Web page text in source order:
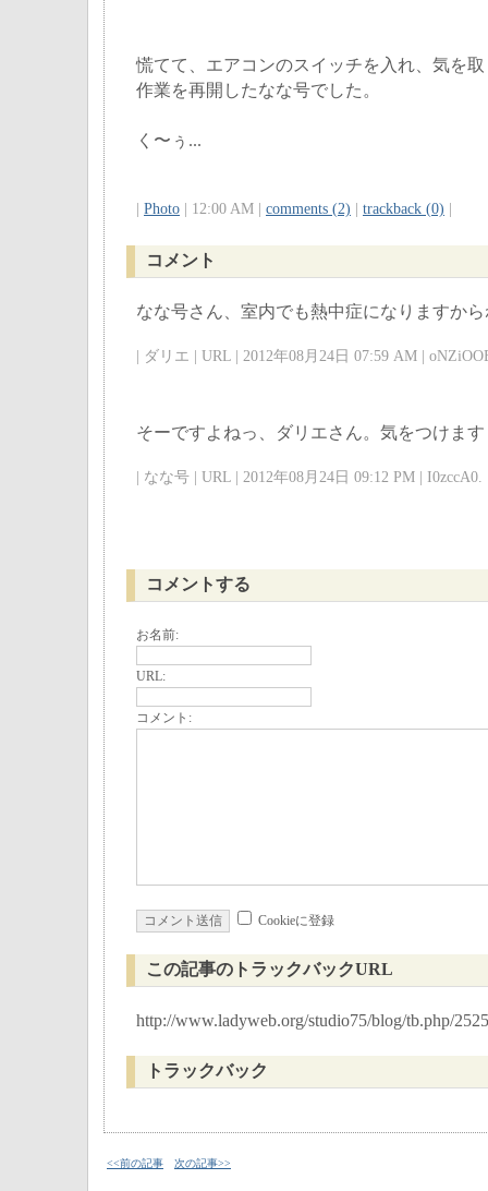
慌てて、エアコンのスイッチを入れ、気を
作業を再開したなな号でした。
く〜ぅ...
Photo | 12:00 AM | comments (2) trackback (0)
コメント
なな号さん、室内でも熱中症になりますか
| ダリエ | URL | 2012年08月24日 07:59 AM |
そーですよねっ、ダリエさん。気をつけま
| なな号 | URL | 2012年08月24日 09:12 PM | I0zccA0.
コメントする
お名前:
URL:
コメント:
Cookieに登録
この記事のトラックバックURL
http://www.ladyweb.org/studio75/blog/tb.php/2525
トラックバック
<<前の記事 次の記事>>